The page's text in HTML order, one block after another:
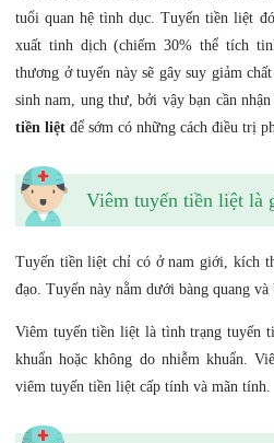
tuổi quan hệ tình dục. Tuyến tiền liệt
xuất tinh dịch (chiếm 30% thể tích
thương ở tuyến này sẽ gây suy giảm
sinh nam, ung thư, bởi vậy bạn cần
tiền liệt để sớm có những cách điều trị
Viêm tuyến tiền liệt là
Tuyến tiền liệt chỉ có ở nam giới, kích
đạo. Tuyến này nằm dưới bàng quang và
Viêm tuyến tiền liệt là tình trạng tuyến
khuẩn hoặc không do nhiễm khuẩn.
viêm tuyến tiền liệt cấp tính và mãn tính.